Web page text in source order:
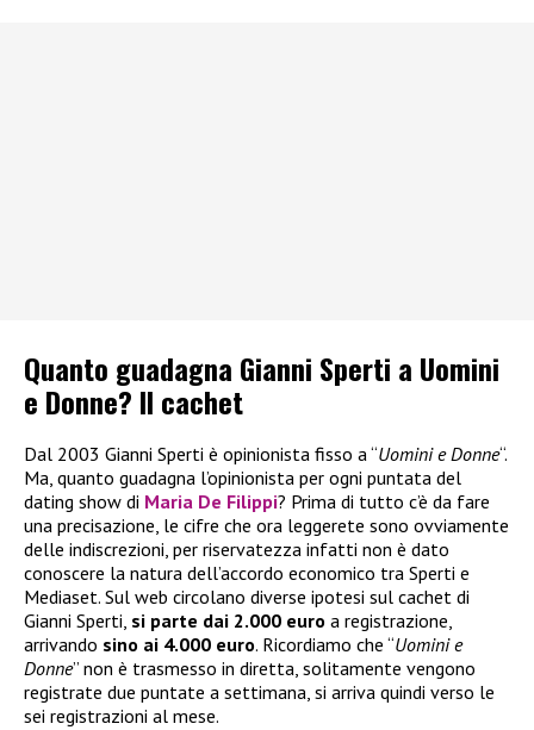
Quanto guadagna Gianni Sperti a Uomini
e Donne? Il cachet
Dal 2003 Gianni Sperti è opinionista fisso a “Uomini e Donne“.
Ma, quanto guadagna l’opinionista per ogni puntata del
dating show di Maria De Filippi? Prima di tutto c’è da fare
una precisazione, le cifre che ora leggerete sono ovviamente
delle indiscrezioni, per riservatezza infatti non è dato
conoscere la natura dell’accordo economico tra Sperti e
Mediaset. Sul web circolano diverse ipotesi sul cachet di
Gianni Sperti, si parte dai 2.000 euro a registrazione,
arrivando sino ai 4.000 euro. Ricordiamo che “Uomini e
Donne” non è trasmesso in diretta, solitamente vengono
registrate due puntate a settimana, si arriva quindi verso le
sei registrazioni al mese.